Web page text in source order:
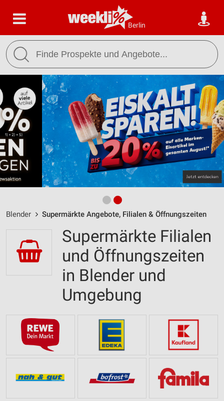
Berlin
Blender Supermärkte Angebote, Filialen & Öffnungszeiten
Supermärkte Filialen
und Öffnungszeiten
in Blender und
Umgebung